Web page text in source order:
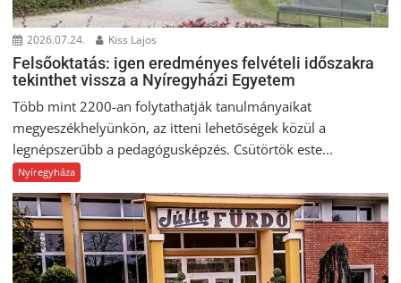
2026.07.24. Kiss Lajos
Felsőoktatás: igen eredményes felvételi időszakra
tekinthet vissza a Nyíregyházi Egyetem
Több mint 2200-an folytathatják tanulmányaikat
megyeszékhelyünkön, az itteni lehetőségek közül a
legnépszerűbb a pedagógusképzés. Csütörtök este...
Nyíregyháza